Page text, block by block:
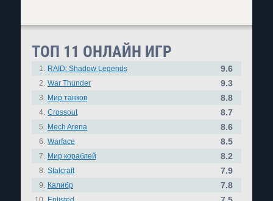
ТОП 11 ОНЛАЙН ИГР
1. RAID: Shadow Legends 9.6
2. War Thunder 9.3
3. Мир танков 8.8
4. Crossout 8.7
5. Mech Arena 8.6
6. Warface 8.5
7. Мир кораблей 8.2
8. Stalcraft 7.9
9. Калибр 7.8